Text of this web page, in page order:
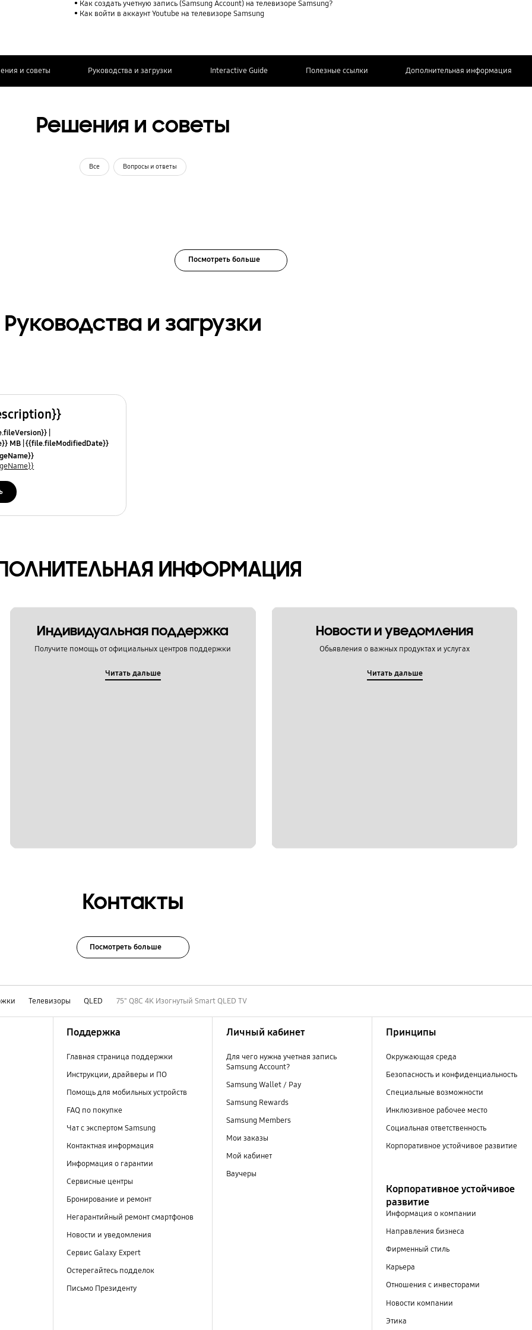
Как создать учетную запись (Samsung Account) на телевизоре Samsung?
Как войти в аккаунт Youtube на телевизоре Samsung
и советы Руководства и загрузки Interactive Guide Полезные ссылки Дополнительная информация
Решения и советы
Все Вопросы и ответы
Посмотреть больше
Руководства и загрузки
MB {{file.fileModifiedDate}}
ИНФОРМАЦИЯ
Индивидуальная поддержка
Получите помощь от официальных центров поддержки
Читать дальше
Новости и уведомления
Обьявления о важных продуктах и услугах
Читать дальше
Контакты
Посмотреть больше
Телевизоры QLED 75" Q8C 4K Изогнутый Smart QLED TV
Поддержка
Главная страница поддержки
Инструкции, драйверы и ПО
Помощь для мобильных устройств
FAQ по покупке
Чат с экспертом Samsung
Контактная информация
Информация о гарантии
Сервисные центры
Бронирование и ремонт
Негарантийный ремонт смартфонов
Новости и уведомления
Сервис Galaxy Expert
Остерегайтесь подделок
Письмо Президенту
Личный кабинет
Для чего нужна учетная запись
Samsung Account?
Samsung Wallet / Pay
Samsung Rewards
Samsung Members
Мои заказы
Мой кабинет
Ваучеры
Принципы
Окружающая среда
Безопасность и конфиденциальность
Специальные возможности
Инклюзивное рабочее место
Социальная ответственность
Корпоративное устойчивое развитие
Корпоративное устойчивое
развитие
Информация о компании
Направления бизнеса
Фирменный стиль
Карьера
Отношения с инвесторами
Новости компании
Этика